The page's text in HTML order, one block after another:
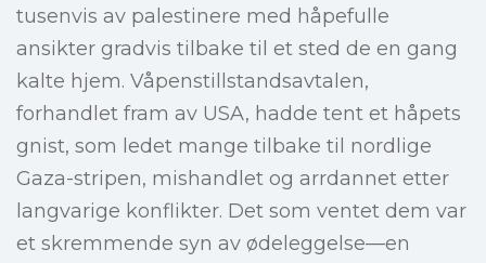
tusenvis av palestinere med håpefulle
ansikter gradvis tilbake til et sted de en gang
kalte hjem. Våpenstillstandsavtalen,
forhandlet fram av USA, hadde tent et håpets
gnist, som ledet mange tilbake til nordlige
Gaza-stripen, mishandlet og arrdannet etter
langvarige konflikter. Det som ventet dem var
et skremmende syn av ødeleggelse—en